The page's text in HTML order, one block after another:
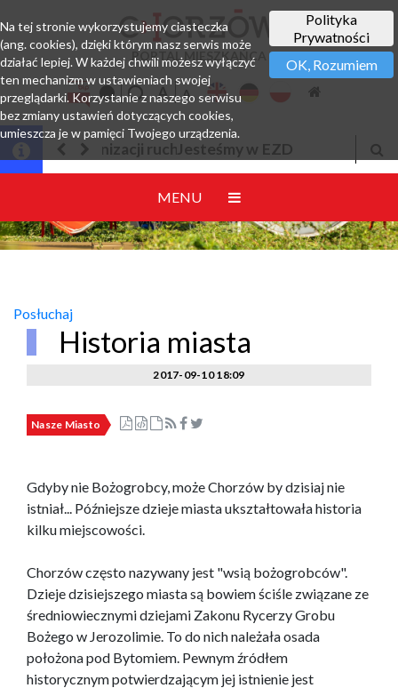
PORTAL MIESZKAŃCA
Jesteśmy w EZD
MENU
Posłuchaj
Historia miasta
2017-09-10 18:09
Nasze Miasto
Gdyby nie Bożogrobcy, może Chorzów by dzisiaj nie
istniał... Późniejsze dzieje miasta ukształtowała historia
kilku miejscowości.
Chorzów często nazywany jest "wsią bożogrobców".
Dzieje dzisiejszego miasta są bowiem ściśle związane ze
średniowiecznymi dziejami Zakonu Rycerzy Grobu
Bożego w Jerozolimie. To do nich należała osada
położona pod Bytomiem. Pewnym źródłem
historycznym potwierdzającym jej istnienie jest
Polityka
Prywatności
OK, Rozumiem
Na tej stronie wykorzystujemy ciasteczka
(ang. cookies), dzięki którym nasz serwis może
działać lepiej. W każdej chwili możesz wyłączyć
ten mechanizm w ustawieniach swojej
przeglądarki. Korzystanie z naszego serwisu
bez zmiany ustawień dotyczących cookies,
umieszcza je w pamięci Twojego urządzenia.